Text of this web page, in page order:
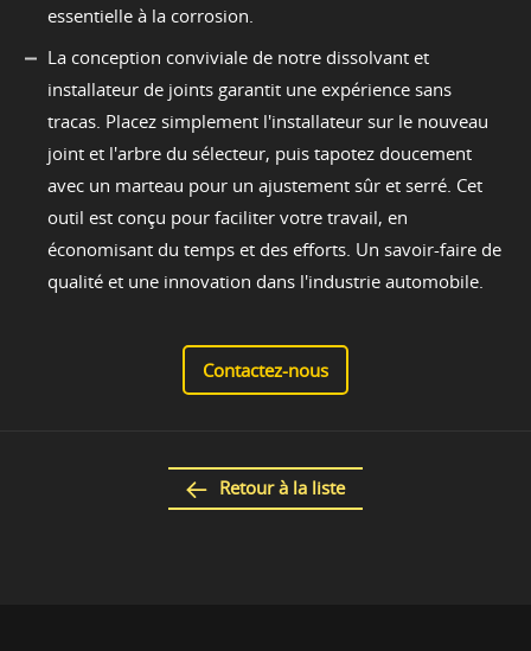
essentielle à la corrosion.
La conception conviviale de notre dissolvant et
installateur de joints garantit une expérience sans
tracas. Placez simplement l'installateur sur le nouveau
joint et l'arbre du sélecteur, puis tapotez doucement
avec un marteau pour un ajustement sûr et serré. Cet
outil est conçu pour faciliter votre travail, en
économisant du temps et des efforts. Un savoir-faire de
qualité et une innovation dans l'industrie automobile.
Contactez-nous
Retour à la liste